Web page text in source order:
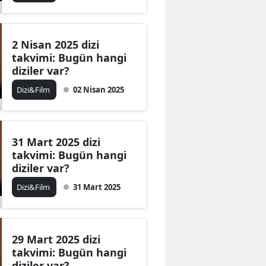
Manisa
Kahramanmaraş
Mardin
Muş
Nevşehir
Niğde
Rize
Sakarya
2 Nisan 2025 dizi
takvimi: Bugün hangi
diziler var?
Dizi&Film 02 Nisan 2025
31 Mart 2025 dizi
takvimi: Bugün hangi
diziler var?
Dizi&Film 31 Mart 2025
29 Mart 2025 dizi
takvimi: Bugün hangi